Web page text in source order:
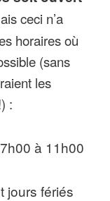
ceci n’a
horaires où
(sans
les
:
à 11h00
jours fériés